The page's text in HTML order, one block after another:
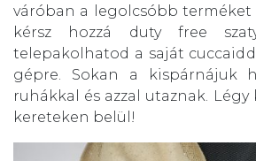
váróban a legolcsóbb terméket
kérsz hozzá duty free
telepakolhatod a saját
gépre. Sokan a kispárnájuk
ruhákkal és azzal utaznak. Légy
kereteken belül!